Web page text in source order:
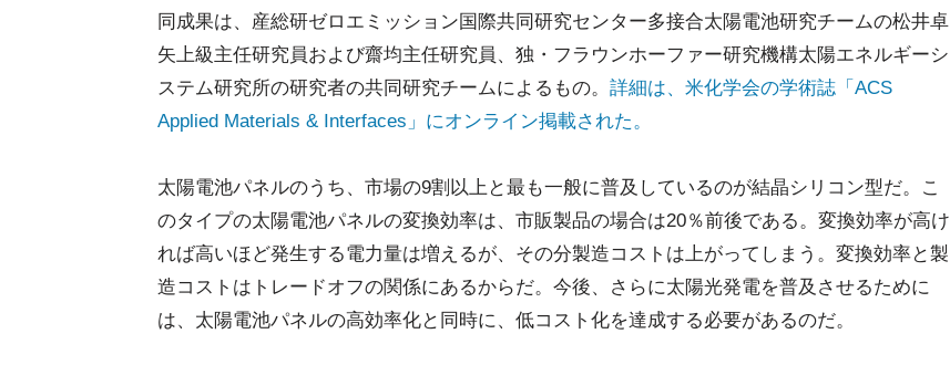
同成果は、産総研ゼロエミッション国際共同研究センター多接合太陽電池研究チームの松井卓
矢上級主任研究員および齋均主任研究員、独・フラウンホーファー研究機構太陽エネルギーシ
ステム研究所の研究者の共同研究チームによるもの。 詳細は、米化学会の学術誌「ACS
Applied Materials & Interfaces」にオンライン掲載された。
太陽電池パネルのうち、市場の9割以上と最も一般に普及しているのが結晶シリコン型だ。こ
のタイプの太陽電池パネルの変換効率は、市販製品の場合は20％前後である。変換効率が高け
れば高いほど発生する電力量は増えるが、その分製造コストは上がってしまう。変換効率と製
造コストはトレードオフの関係にあるからだ。今後、さらに太陽光発電を普及させるために
は、太陽電池パネルの高効率化と同時に、低コスト化を達成する必要があるのだ。